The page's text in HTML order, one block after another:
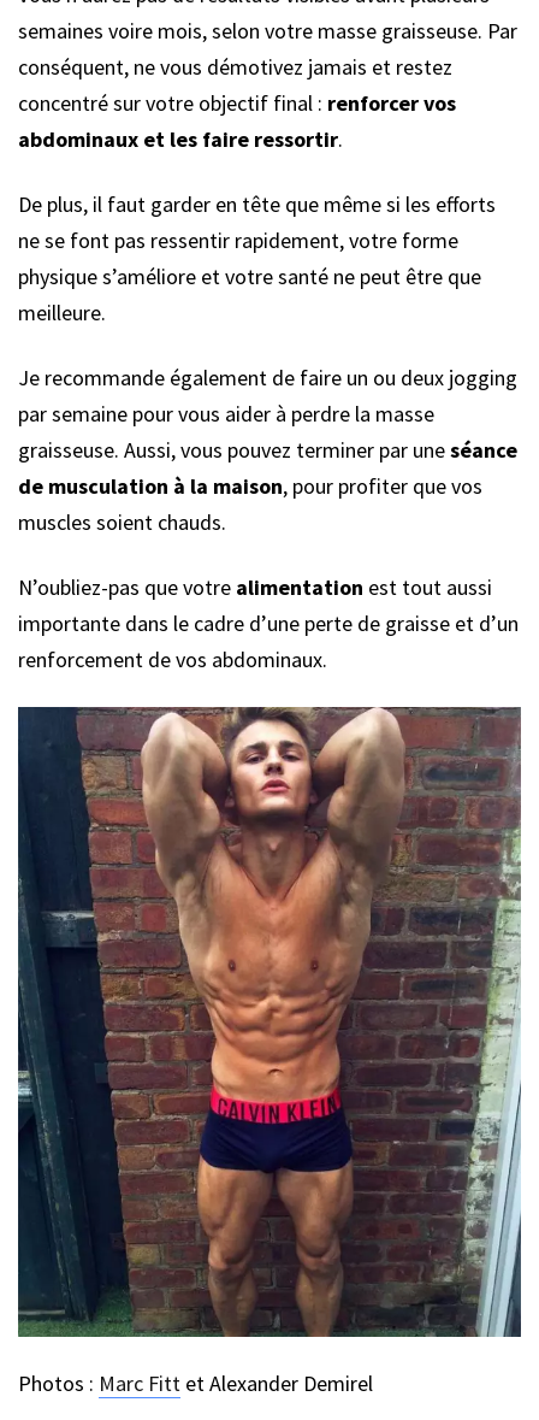
semaines voire mois, selon votre masse graisseuse. Par
conséquent, ne vous démotivez jamais et restez
concentré sur votre objectif final : renforcer vos
abdominaux et les faire ressortir.
De plus, il faut garder en tête que même si les efforts
ne se font pas ressentir rapidement, votre forme
physique s’améliore et votre santé ne peut être que
meilleure.
Je recommande également de faire un ou deux jogging
par semaine pour vous aider à perdre la masse
graisseuse. Aussi, vous pouvez terminer par uneséance
de musculation à la maison, pour profiter que vos
muscles soient chauds.
N’oubliez-pas que votre alimentation est tout aussi
importante dans le cadre d’une perte de graisse et d’un
renforcement de vos abdominaux.
Photos : Marc Fitt et Alexander Demirel